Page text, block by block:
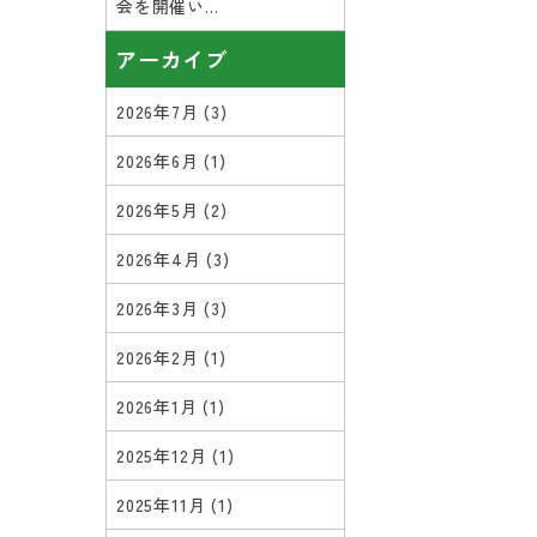
会を開催い...
アーカイブ
2026年7月(3)
2026年6月(1)
2026年5月(2)
2026年4月(3)
2026年3月(3)
2026年2月(1)
2026年1月(1)
2025年12月(1)
2025年11月(1)